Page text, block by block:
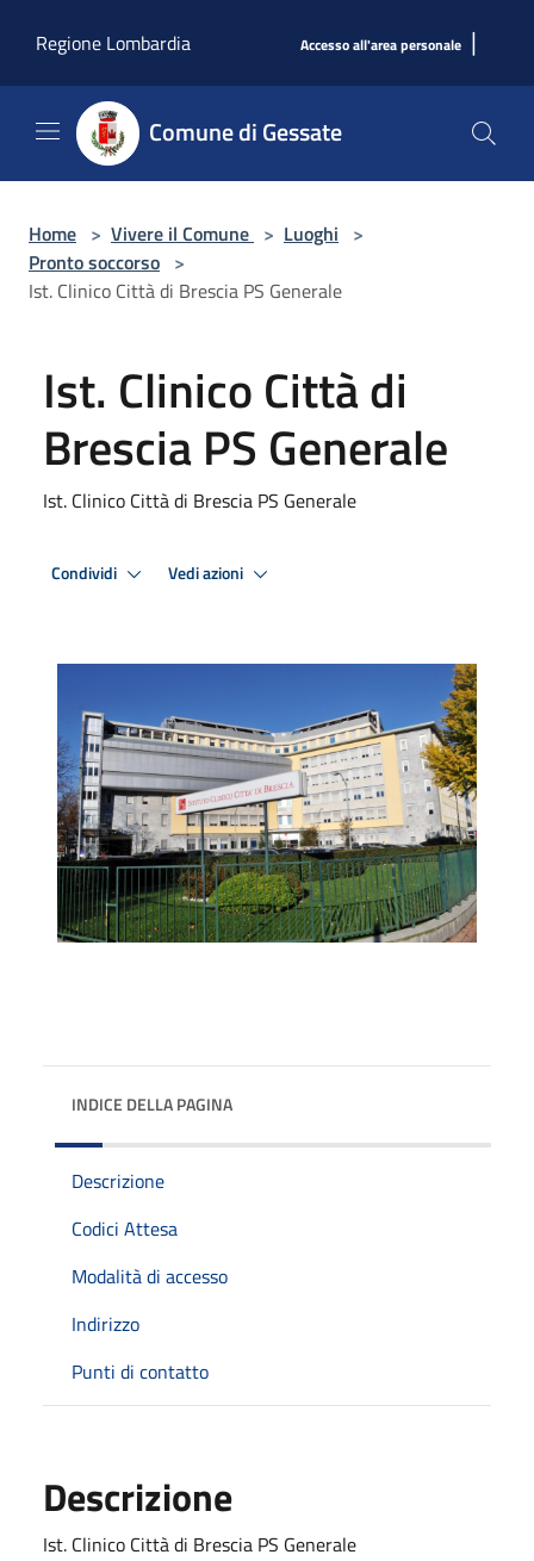
Regione Lombardia
Accesso all'area personale |
Comune di Gessate
Home > Vivere il Comune > Luoghi >
Pronto soccorso >
Ist. Clinico Città di Brescia PS Generale
Ist. Clinico Città di
Brescia PS Generale
Ist. Clinico Città di Brescia PS Generale
Condividi Vedi azioni
INDICE DELLA PAGINA
Descrizione
Codici Attesa
Modalità di accesso
Indirizzo
Punti di contatto
Descrizione
Ist. Clinico Città di Brescia PS Generale